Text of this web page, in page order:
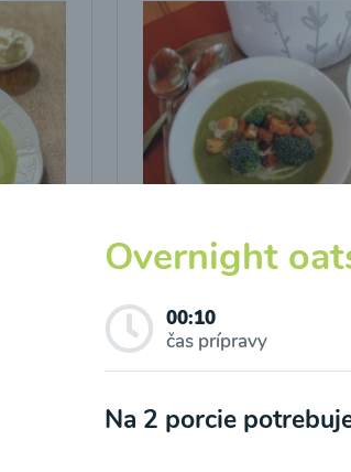
Brokolicová polievka
krutónmi z tofu od
Snědeno.cz
00:25
Overnight
00:10
čas prípravy
Na 2 porcie